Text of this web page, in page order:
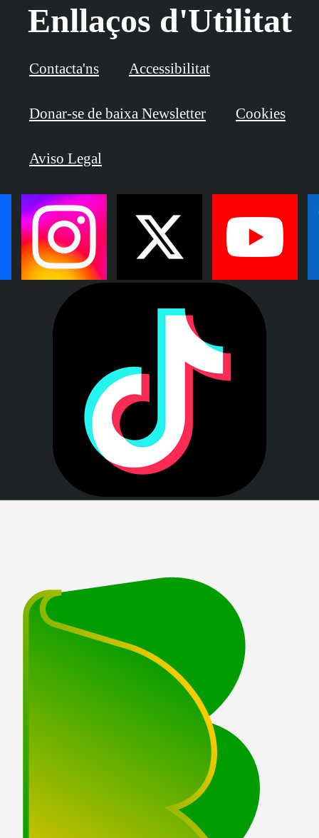
Enllaços d'Utilitat
Contacta'ns Accessibilitat
Donar-se de baixa Newsletter Cookies
Aviso Legal